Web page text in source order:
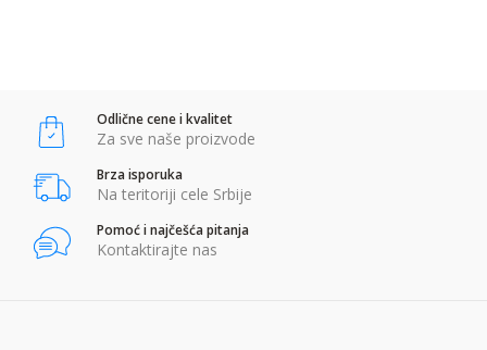
Odlične cene i kvalitet
Za sve naše proizvode
Brza isporuka
Na teritoriji cele Srbije
Pomoć i najčešća pitanja
Kontaktirajte nas